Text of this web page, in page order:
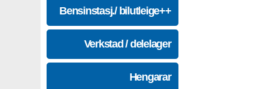
Bensinstasj./ bilutleige++
Verkstad / delelager
Hengarar